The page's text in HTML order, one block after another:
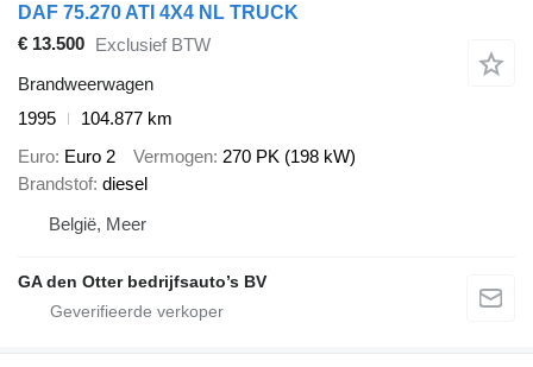
DAF 75.270 ATI 4X4 NL TRUCK
€ 13.500 Exclusief BTW
Brandweerwagen
1995
104.877 km
Euro Euro 2 Vermogen 270 PK (198 kW)
Brandstof diesel
België, Meer
GA den Otter bedrijfsauto’s BV